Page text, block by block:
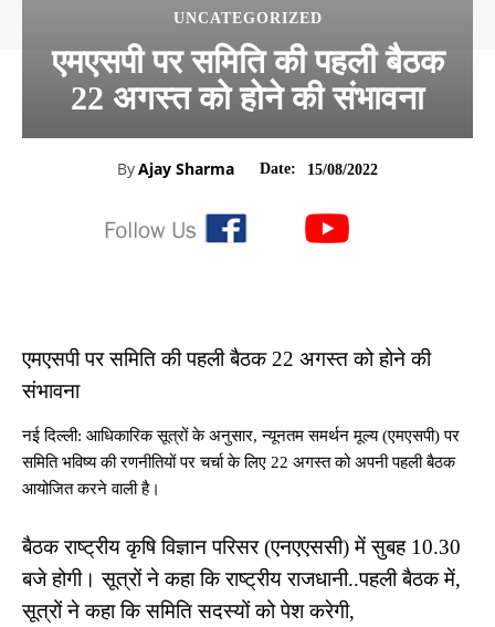
UNCATEGORIZED
एमएसपी पर समिति की पहली बैठक
22 अगस्त को होने की संभावना
ByAjay Sharma Date: 15/08/2022
एमएसपी पर समिति की पहली बैठक 22 अगस्त को होने की
संभावना
नई दिल्ली: आधिकारिक सूत्रों के अनुसार, न्यूनतम समर्थन मूल्य (एमएसपी) पर
समिति भविष्य की रणनीतियों पर चर्चा के लिए 22 अगस्त को अपनी पहली बैठक
आयोजित करने वाली है।
बैठक राष्ट्रीय कृषि विज्ञान परिसर (एनएएससी) में सुबह 10.30
बजे होगी। सूत्रों ने कहा कि राष्ट्रीय राजधानी..पहली बैठक में,
सूत्रों ने कहा कि समिति सदस्यों को पेश करेगी,